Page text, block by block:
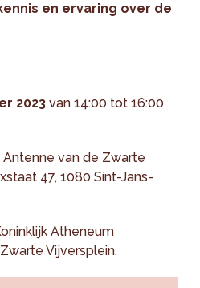
en ervaring over de
2023 van 14:00 tot 16:00
Antenne van de Zwarte
47, 1080 Sint-Jans-
Atheneum
Vijversplein.